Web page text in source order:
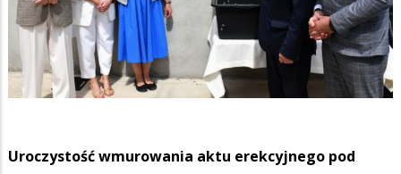
Uroczystość wmurowania aktu erekcyjnego pod